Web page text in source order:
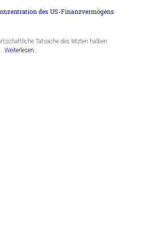
des US-Finanzvermögens
Tatsache des letzten halben
…Weiterlesen...